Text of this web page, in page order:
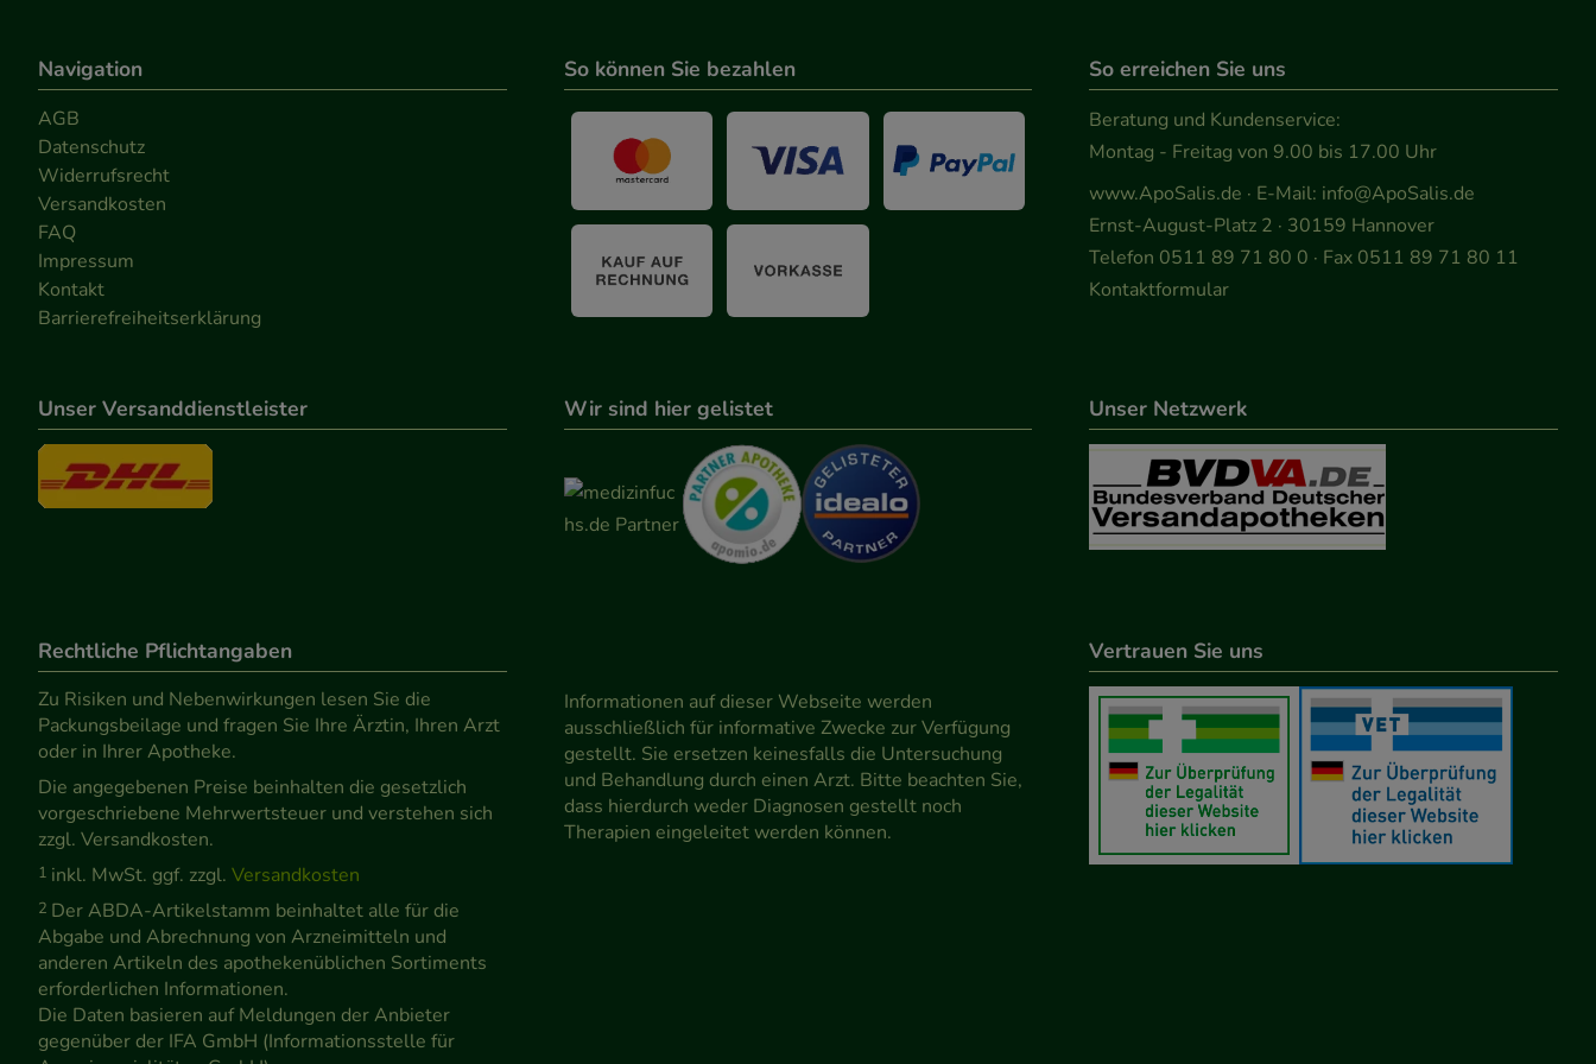
Navigation
AGB
Datenschutz
Widerrufsrecht
Versandkosten
FAQ
Impressum
Kontakt
Barrierefreiheitserklärung
So können Sie bezahlen So erreichen Sie uns
Beratung und Kundenservice:
Montag - Freitag von 9.00 bis 17.00 Uhr
www.ApoSalis.de · E-Mail: info@ApoSalis.de
Ernst-August-Platz 2 · 30159 Hannover
Telefon 0511 89 71 80 0 · Fax 0511 89 71 80 11
Kontaktformular
Unser Versanddienstleister Wir sind hier gelistet Unser Netzwerk
Rechtliche Pflichtangaben
Zu Risiken und Nebenwirkungen lesen Sie die
Packungsbeilage und fragen Sie Ihre Ärztin, Ihren Arzt
oder in Ihrer Apotheke.
Die angegebenen Preise beinhalten die gesetzlich
vorgeschriebene Mehrwertsteuer und verstehen sich
zzgl. Versandkosten.
1 inkl. MwSt. ggf. zzgl. Versandkosten
2 Der ABDA-Artikelstamm beinhaltet alle für die
Abgabe und Abrechnung von Arzneimitteln und
anderen Artikeln des apothekenüblichen Sortiments
erforderlichen Informationen.
Die Daten basieren auf Meldungen der Anbieter
gegenüber der IFA GmbH (Informationsstelle für
Informationen auf dieser Webseite werden
ausschließlich für informative Zwecke zur Verfügung
gestellt. Sie ersetzen keinesfalls die Untersuchung
und Behandlung durch einen Arzt. Bitte beachten Sie,
dass hierdurch weder Diagnosen gestellt noch
Therapien eingeleitet werden können.
Vertrauen Sie uns